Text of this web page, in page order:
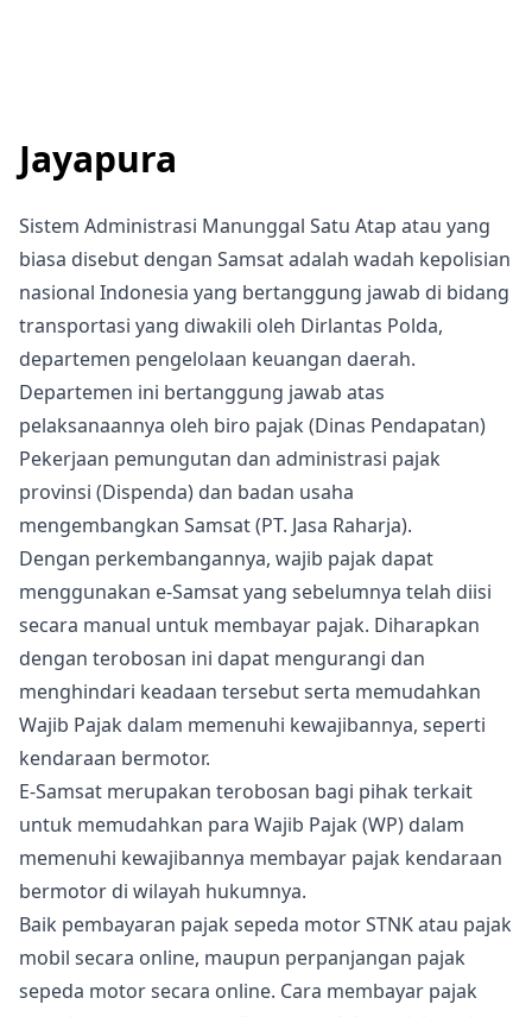
Jayapura
Sistem Administrasi Manunggal Satu Atap atau yang
biasa disebut dengan Samsat adalah wadah kepolisian
nasional Indonesia yang bertanggung jawab di bidang
transportasi yang diwakili oleh Dirlantas Polda,
departemen pengelolaan keuangan daerah.
Departemen ini bertanggung jawab atas
pelaksanaannya oleh biro pajak (Dinas Pendapatan)
Pekerjaan pemungutan dan administrasi pajak
provinsi (Dispenda) dan badan usaha
mengembangkan Samsat (PT. Jasa Raharja).
Dengan perkembangannya, wajib pajak dapat
menggunakan e-Samsat yang sebelumnya telah diisi
secara manual untuk membayar pajak. Diharapkan
dengan terobosan ini dapat mengurangi dan
menghindari keadaan tersebut serta memudahkan
Wajib Pajak dalam memenuhi kewajibannya, seperti
kendaraan bermotor.
E-Samsat merupakan terobosan bagi pihak terkait
untuk memudahkan para Wajib Pajak (WP) dalam
memenuhi kewajibannya membayar pajak kendaraan
bermotor di wilayah hukumnya.
Baik pembayaran pajak sepeda motor STNK atau pajak
mobil secara online, maupun perpanjangan pajak
sepeda motor secara online. Cara membayar pajak